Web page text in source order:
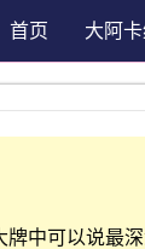
首页 大阿
牌中可以说最